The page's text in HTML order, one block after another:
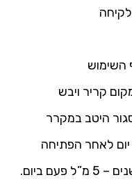
השימוש
קריר ויבש
היטב במקרר